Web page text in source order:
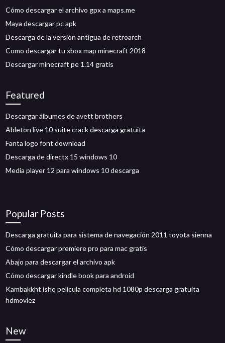
Cómo descargar el archivo gpx a maps.me
Maya descargar pc apk
Descarga de la versión antigua de retroarch
Como descargar tu xbox map minecraft 2018
Descargar minecraft pe 1.14 gratis
Featured
Descargar álbumes de avett brothers
Ableton live 10 suite crack descarga gratuita
Fanta logo font download
Descarga de directx 15 windows 10
Media player 12 para windows 10 descarga
Popular Posts
Descarga gratuita para sistema de navegación 2011 toyota sienna
Cómo descargar premiere pro para mac gratis
Abajo para descargar el archivo apk
Cómo descargar kindle book para android
Kambakkht ishq película completa hd 1080p descarga gratuita
hdmoviez
New